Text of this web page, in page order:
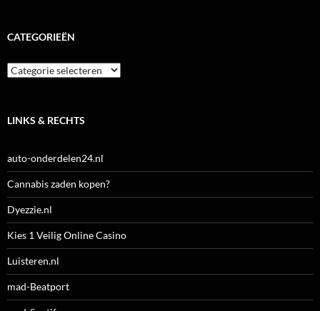
CATEGORIEËN
Categorieën
LINKS & RECHTS
auto-onderdelen24.nl
Cannabis zaden kopen?
Dyezzie.nl
Kies 1 Veilig Online Casino
Luisteren.nl
mad-Beatport